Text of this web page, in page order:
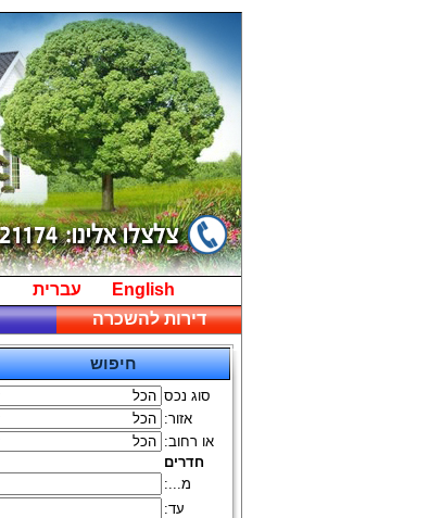
English
עברית
דירות להשכרה
חיפוש
סוג נכס
אזור:
או רחוב:
חדרים
מ...:
עד: